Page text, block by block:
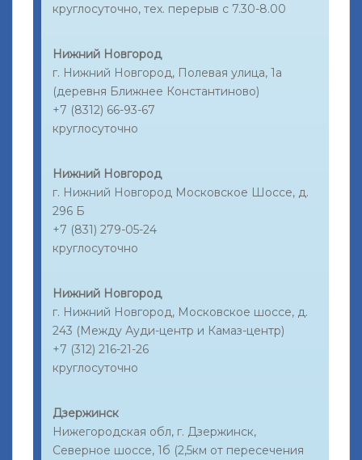
круглосуточно, тех. перерыв с 7.30-8.00
Нижний Новгород
г. Нижний Новгород, Полевая улица, 1а
(деревня Ближнее Константиново)
+7 (8312) 66-93-67
круглосуточно
Нижний Новгород
г. Нижний Новгород Московское Шоссе, д.
296 Б
+7 (831) 279-05-24
круглосуточно
Нижний Новгород
г. Нижний Новгород, Московское шоссе, д.
243 (Между Ауди-центр и Камаз-центр)
+7 (312) 216-21-26
круглосуточно
Дзержинск
Нижегородская обл, г. Дзержинск,
Северное шоссе, 1б (2,5км от пересечения